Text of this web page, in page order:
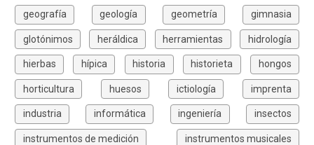
geografía geología geometría gimnasia
glotónimos heráldica herramientas hidrología
hierbas hípica historia historieta hongos
horticultura huesos ictiología imprenta
industria informática ingeniería insectos
instrumentos de medición instrumentos musicales